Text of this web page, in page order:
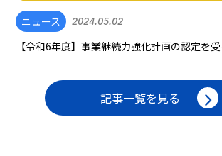
ニュース 2024.05.02
【令和6年度】事業継続力強化計画の認定を受
記事一覧を見る